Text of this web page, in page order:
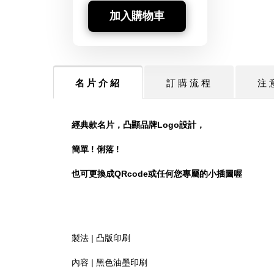
加入購物車
名 片 介 紹 訂 購 流 程 注
經典款名片，凸顯品牌Logo設計，
簡單 ! 俐落 !
也可更換成QRcode或任何您專屬的小插圖喔
製法 | 凸版印刷
內容 | 黑色油墨印刷